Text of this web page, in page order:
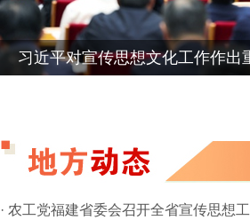
习近平对宣传思想文化工作作出
· 农工党福建省委会召开全省宣传思想